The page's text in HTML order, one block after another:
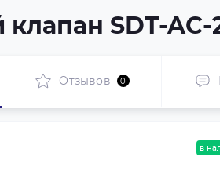
SDT-AC-
Отзывов 0
в